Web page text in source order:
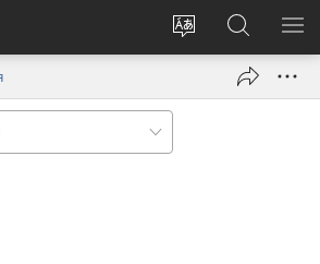
Изменить
Войти
(открывается
окне)
Поиск
по
jw.org